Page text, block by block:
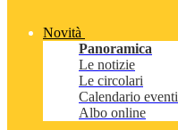
Novità
Panoramica
Le notizie
Le circolari
Calendario eventi
Albo online